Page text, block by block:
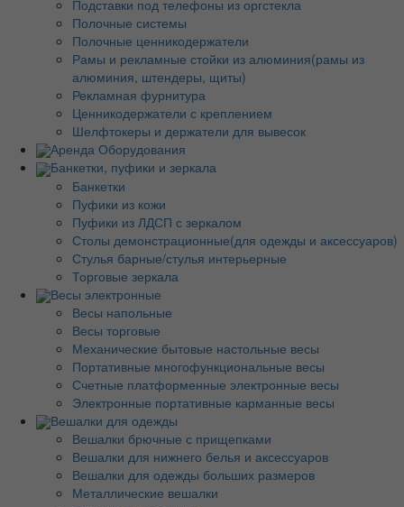
Подставки под телефоны из оргстекла
Полочные системы
Полочные ценникодержатели
Рамы и рекламные стойки из алюминия(рамы из
алюминия, штендеры, щиты)
Рекламная фурнитура
Ценникодержатели с креплением
Шелфтокеры и держатели для вывесок
Аренда Оборудования
Банкетки, пуфики и зеркала
Банкетки
Пуфики из кожи
Пуфики из ЛДСП с зеркалом
Столы демонстрационные(для одежды и аксессуаров)
Стулья барные/стулья интерьерные
Торговые зеркала
Весы электронные
Весы напольные
Весы торговые
Механические бытовые настольные весы
Портативные многофункциональные весы
Счетные платформенные электронные весы
Электронные портативные карманные весы
Вешалки для одежды
Вешалки брючные с прищепками
Вешалки для нижнего белья и аксессуаров
Вешалки для одежды больших размеров
Металлические вешалки